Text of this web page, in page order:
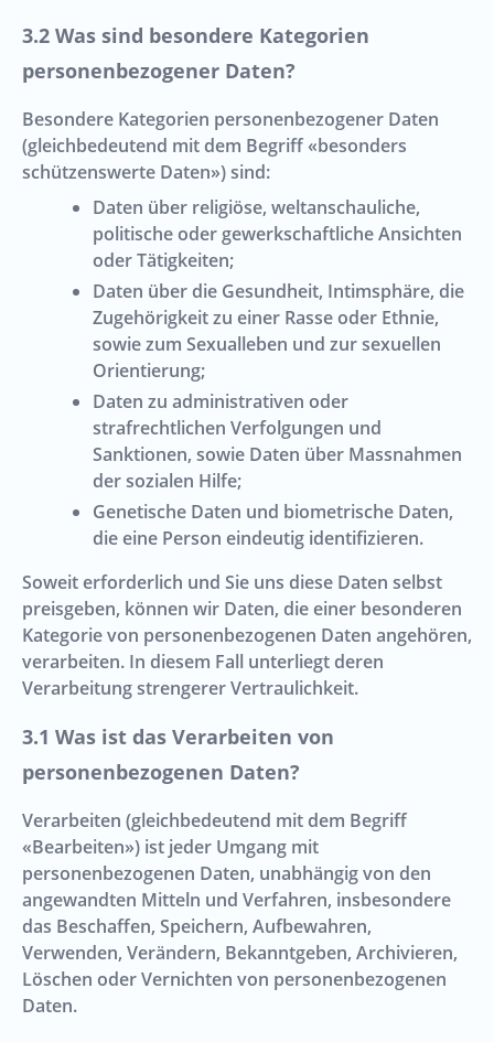
Was sind besondere Kategorien
personenbezogener Daten?
Besondere Kategorien personenbezogener Daten
(gleichbedeutend mit dem Begriff «besonders
schützenswerte Daten») sind:
Daten über religiöse, weltanschauliche,
politische oder gewerkschaftliche Ansichten
oder Tätigkeiten;
Daten über die Gesundheit, Intimsphäre, die
Zugehörigkeit zu einer Rasse oder Ethnie,
sowie zum Sexualleben und zur sexuellen
Orientierung;
Daten zu administrativen oder
strafrechtlichen Verfolgungen und
Sanktionen, sowie Daten über Massnahmen
der sozialen Hilfe;
Genetische Daten und biometrische Daten,
die eine Person eindeutig identifizieren.
Soweit erforderlich und Sie uns diese Daten selbst
preisgeben, können wir Daten, die einer besonderen
Kategorie von personenbezogenen Daten angehören,
verarbeiten. In diesem Fall unterliegt deren
Verarbeitung strengerer Vertraulichkeit.
Was ist das Verarbeiten von
personenbezogenen Daten?
Verarbeiten (gleichbedeutend mit dem Begriff
«Bearbeiten») ist jeder Umgang mit
personenbezogenen Daten, unabhängig von den
angewandten Mitteln und Verfahren, insbesondere
das Beschaffen, Speichern, Aufbewahren,
Verwenden, Verändern, Bekanntgeben, Archivieren,
Löschen oder Vernichten von personenbezogenen
Daten.